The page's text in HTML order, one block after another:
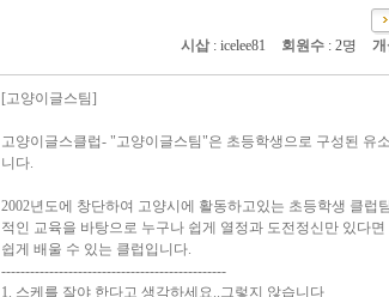
시삽 : icelee81 회원수 : 2명 개
[고양이글스팀]
고양이글스클럽- "고양이글스팀"은 초등학생으로 구성된 유
니다.
2002년도에 창단하여 고양시에 활동하고있는 초등학생 클럽
적인 교육을 바탕으로 누구나 쉽게 열정과 도전정신만 있다
쉽게 배울 수 있는 클럽입니다.
-----------------------------------------------
1. 스케를 잘야 한다고 생각하세요..그렇지 않습니다